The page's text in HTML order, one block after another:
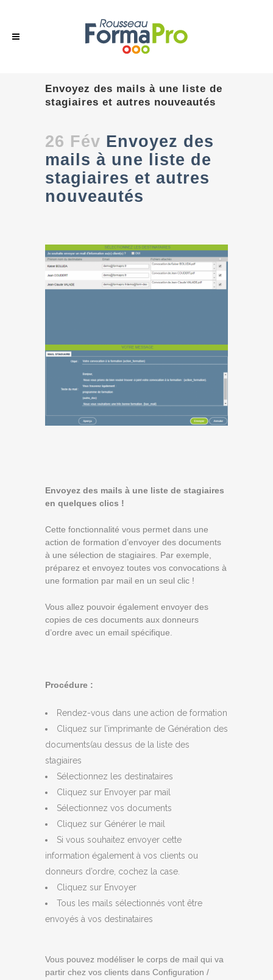
Envoyez des mails à une liste de
stagiaires et autres nouveautés
26 Fév Envoyez des
mails à une liste de
stagiaires et autres
nouveautés
Envoyez des mails à une liste de stagiaires
en quelques clics !
Cette fonctionnalité vous permet dans une
action de formation d’envoyer des documents
à une sélection de stagiaires. Par exemple,
préparez et envoyez toutes vos convocations à
une formation par mail en un seul clic !
Vous allez pouvoir également envoyer des
copies de ces documents aux donneurs
d’ordre avec un email spécifique.
Procédure :
Rendez-vous dans une action de formation
Cliquez sur l’imprimante de Génération des
documents(au dessus de la liste des
stagiaires
Sélectionnez les destinataires
Cliquez sur Envoyer par mail
Sélectionnez vos documents
Cliquez sur Générer le mail
Si vous souhaitez envoyer cette
information également à vos clients ou
donneurs d’ordre, cochez la case.
Cliquez sur Envoyer
Tous les mails sélectionnés vont être
envoyés à vos destinataires
Vous pouvez modéliser le corps de mail qui va
partir chez vos clients dans Configuration /